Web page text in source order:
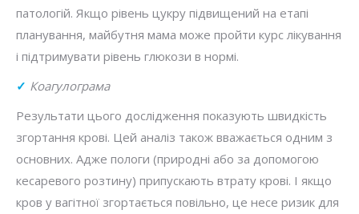
патологій. Якщо рівень цукру підвищений на етапі
планування, майбутня мама може пройти курс лікування
і підтримувати рівень глюкози в нормі.
✓ Коагулограма
Результати цього дослідження показують швидкість
згортання крові. Цей аналіз також вважається одним з
основних. Адже пологи (природні або за допомогою
кесаревого розтину) припускають втрату крові. І якщо
кров у вагітної згортається повільно, це несе ризик для